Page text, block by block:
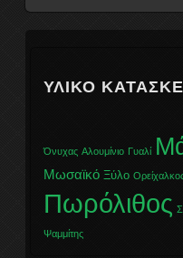
ΥΛΙΚΌ
Όνυχας Αλουμίνιο Γυαλί
Μωσαϊκό Ξύλο
Πωρόλιθος
Ψαμμίτης